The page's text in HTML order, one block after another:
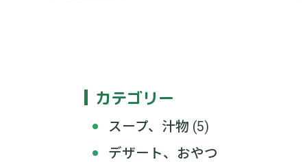
カテゴリー
スープ、汁物 (5)
デザート、おやつ